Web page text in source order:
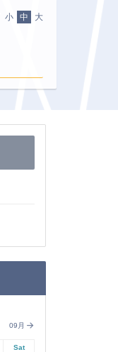
小 中 大
09月
Sat